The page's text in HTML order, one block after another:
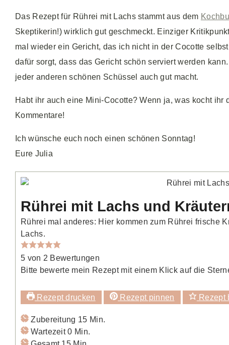
Das Rezept für Rührei mit Lachs stammt aus dem
Skeptikerin!) wirklich gut geschmeckt. Einziger
mal wieder ein Gericht, das ich nicht in der Cocotte
dafür sorgt, dass das Gericht schön serviert werden
jeder anderen schönen Schüssel auch gut macht.
Habt ihr auch eine Mini-Cocotte? Wenn ja, was kocht
Kommentare!
Ich wünsche euch noch einen schönen Sonntag!
Eure Julia
Rührei mit Lachs und
Rührei mal anderes: Hier kommen zum Rührei frische
Lachs.
5 von 2 Bewertungen
Bitte bewerte mein Rezept mit einem Klick auf die
Rezept drucken Rezept pinnen Rezept
Zubereitung 15Minuten
Min.
Wartezeit0Minuten
Min.